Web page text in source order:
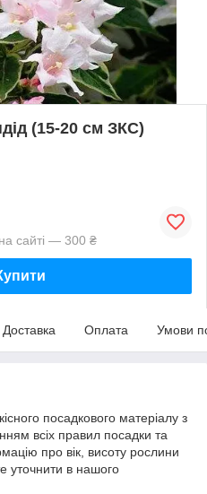
(15-20 см ЗКС)
сайті — 300 ₴
Доставка Оплата Умови
посадкового матеріалу з
всіх правил посадки та
про вік, висоту рослини
уточнити в нашого